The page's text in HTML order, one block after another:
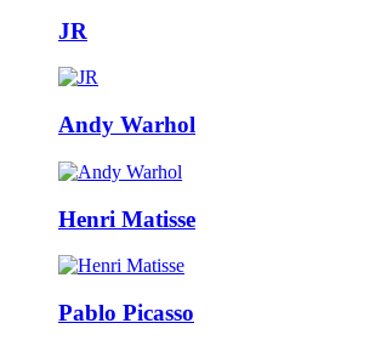
JR
Andy Warhol
Henri Matisse
Pablo Picasso